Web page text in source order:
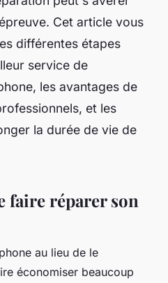
Cet article vous
différentes étapes
service de
les avantages de
et les
la durée de vie de
faire réparer son
au lieu de le
économiser beaucoup